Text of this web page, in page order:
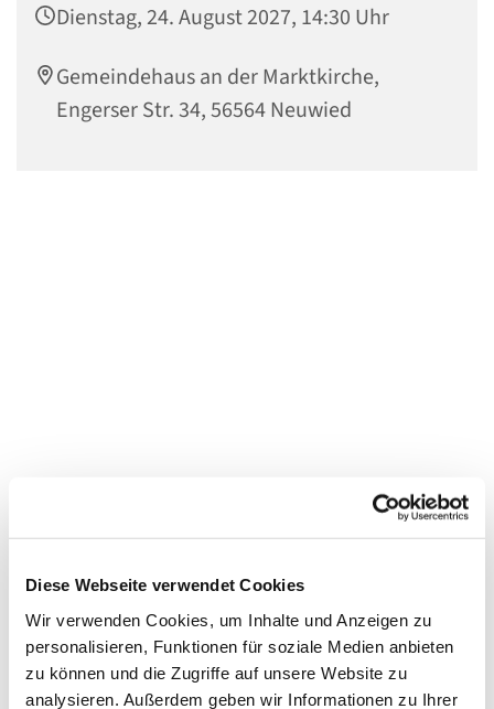
Diese Webseite verwendet Cookies
Wir verwenden Cookies, um Inhalte und Anzeigen zu
personalisieren, Funktionen für soziale Medien anbieten
zu können und die Zugriffe auf unsere Website zu
analysieren. Außerdem geben wir Informationen zu Ihrer
Dienstag, 24. August 2027, 14:30 Uhr
Gemeindehaus an der Marktkirche,
Engerser Str. 34, 56564 Neuwied
Dies könnte Sie auch interessieren